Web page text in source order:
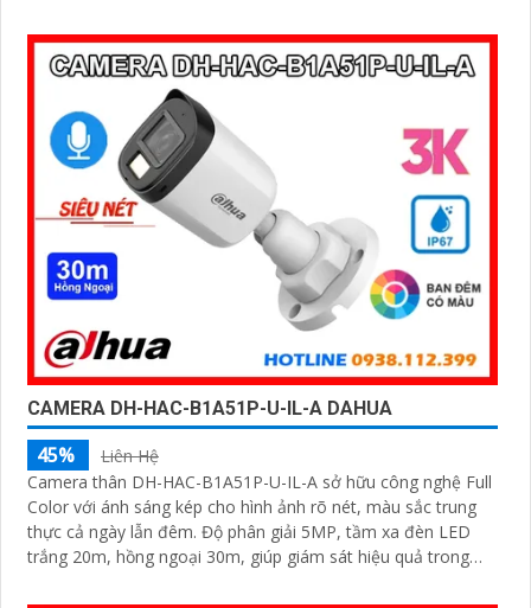
CAMERA DH-HAC-B1A51P-U-IL-A DAHUA
45%
Liên Hệ
Camera thân DH-HAC-B1A51P-U-IL-A sở hữu công nghệ Full
Color với ánh sáng kép cho hình ảnh rõ nét, màu sắc trung
thực cả ngày lẫn đêm. Độ phân giải 5MP, tầm xa đèn LED
trắng 20m, hồng ngoại 30m, giúp giám sát hiệu quả trong